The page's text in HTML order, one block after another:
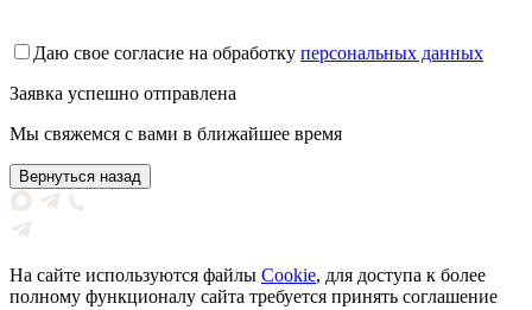
Даю свое согласие на обработку персональных данных
Заявка успешно отправлена
Мы свяжемся с вами в ближайшее время
Вернуться назад
На сайте используются файлы Cookie, для доступа к более
полному функционалу сайта требуется принять соглашение